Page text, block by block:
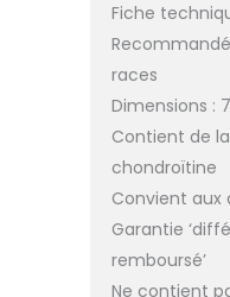
Fiche
races
Dimensions :
Contient de
chondroïtine
Convient aux
Garantie
remboursé’
Ne contient